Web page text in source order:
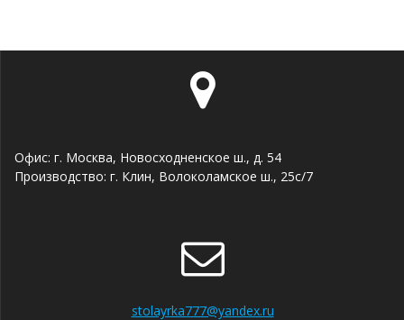
Офис: г. Москва, Новосходненское ш., д. 54
Производство: г. Клин, Волоколамское ш., 25с/7
stolayrka777@yandex.ru